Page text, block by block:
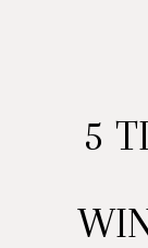
5